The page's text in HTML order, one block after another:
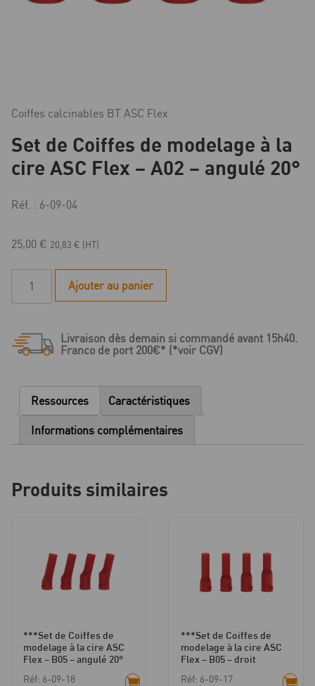
Coiffes calcinables BT ASC Flex
Set de Coiffes de modelage à la
cire ASC Flex – A02 – angulé 20°
Réf. : 6-09-04
25,00 € 20,83 € (HT)
Coiffes
la
ASC
-
A02
Ajouter au panier
Livraison dès demain si commandé avant 15h40.
Franco de port 200€* (*voir CGV)
Ressources Caractéristiques
Informations complémentaires
Produits similaires
***Set de Coiffes de
modelage à la cire ASC
Flex – B05 – angulé 20°
Réf: 6-09-18
***Set de Coiffes de
modelage à la cire ASC
Flex – B05 – droit
Réf: 6-09-17